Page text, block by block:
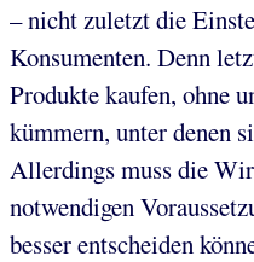
– nicht zuletzt die
Konsumenten. Denn
Produkte kaufen, ohne
kümmern, unter denen
Allerdings muss die
notwendigen
besser entscheiden